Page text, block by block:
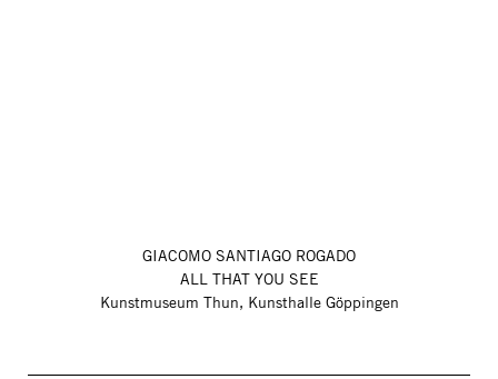
GIACOMO SANTIAGO ROGADO
ALL THAT YOU SEE
Kunstmuseum Thun, Kunsthalle Göppingen